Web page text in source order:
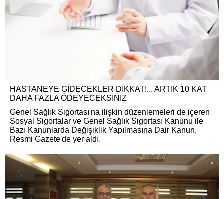
HASTANEYE GİDECEKLER DİKKAT!... ARTIK 10 KAT
DAHA FAZLA ÖDEYECEKSİNİZ
Genel Sağlık Sigortası'na ilişkin düzenlemeleri de içeren
Sosyal Sigortalar ve Genel Sağlık Sigortası Kanunu ile
Bazı Kanunlarda Değişiklik Yapılmasına Dair Kanun,
Resmi Gazete'de yer aldı.